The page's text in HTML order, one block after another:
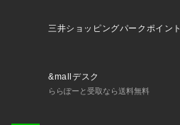
三井ショッピングパークポイント
&mallデスク
ららぽーと受取なら送料無料